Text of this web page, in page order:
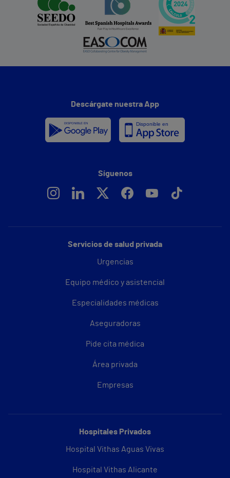
Servicios de salud privada
Urgencias
Equipo médico y asistencial
Especialidades médicas
Aseguradoras
Pide cita médica
Área privada
Empresas
Hospitales Privados
Hospital Vithas Aguas Vivas
Hospital Vithas Alicante
Descárgate nuestra App
Síguenos